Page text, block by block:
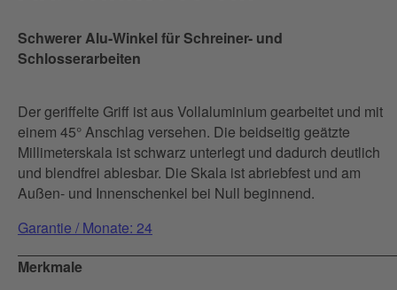
Schwerer Alu-Winkel für Schreiner- und
Schlosserarbeiten
Der geriffelte Griff ist aus Vollaluminium gearbeitet und mit
einem 45° Anschlag versehen. Die beidseitig geätzte
Millimeterskala ist schwarz unterlegt und dadurch deutlich
und blendfrei ablesbar. Die Skala ist abriebfest und am
Außen- und Innenschenkel bei Null beginnend.
Garantie / Monate: 24
Merkmale